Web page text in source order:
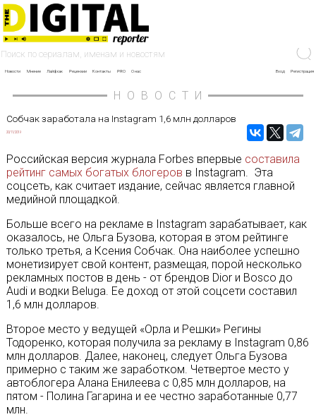
Новости Мнение Лайфхак Рецензии Контакты PRO О нас Вход Регистрация
НОВОСТИ
Собчак заработала на Instagram 1,6 млн долларов
20/11/2019
Российская версия журнала Forbes впервые составила
рейтинг самых богатых блогеров в Instagram. Эта
соцсеть, как считает издание, сейчас является главной
медийной площадкой.
Больше всего на рекламе в Instagram зарабатывает, как
оказалось, не Ольга Бузова, которая в этом рейтинге
только третья, а Ксения Собчак. Она наиболее успешно
монетизирует свой контент, размещая, порой несколько
рекламных постов в день - от брендов Dior и Bosco до
Audi и водки Beluga. Ее доход от этой соцсети составил
1,6 млн долларов.
Второе место у ведущей «Орла и Решки» Регины
Тодоренко, которая получила за рекламу в Instagram 0,86
млн долларов. Далее, наконец, следует Ольга Бузова
примерно с таким же заработком. Четвертое место у
автоблогера Алана Енилеева с 0,85 млн долларов, на
пятом - Полина Гагарина и ее честно заработанные 0,77
млн.